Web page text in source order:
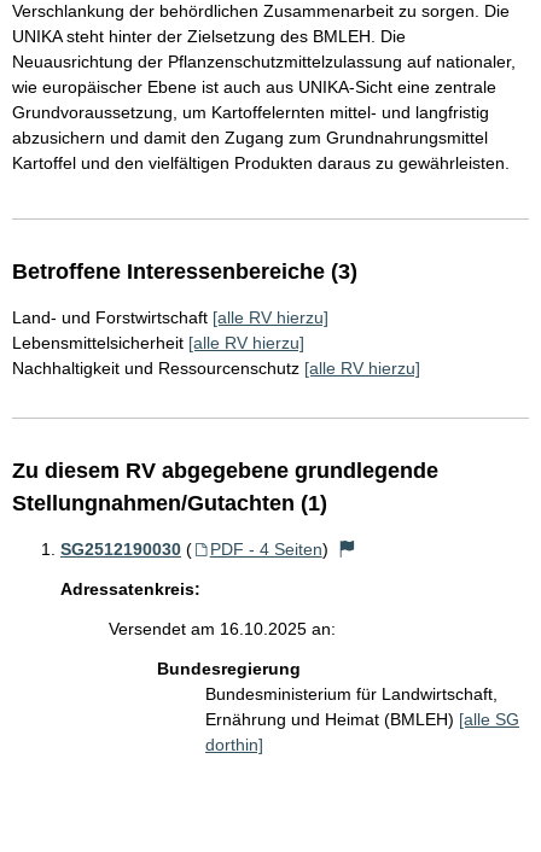
Verschlankung der behördlichen Zusammenarbeit zu sorgen. Die
UNIKA steht hinter der Zielsetzung des BMLEH. Die
Neuausrichtung der Pflanzenschutzmittelzulassung auf nationaler,
wie europäischer Ebene ist auch aus UNIKA-Sicht eine zentrale
Grundvoraussetzung, um Kartoffelernten mittel- und langfristig
abzusichern und damit den Zugang zum Grundnahrungsmittel
Kartoffel und den vielfältigen Produkten daraus zu gewährleisten.
Betroffene Interessenbereiche (3)
Land- und Forstwirtschaft [alle RV hierzu]
Lebensmittelsicherheit [alle RV hierzu]
Nachhaltigkeit und Ressourcenschutz [alle RV hierzu]
Zu diesem RV abgegebene grundlegende
Stellungnahmen/Gutachten (1)
SG2512190030 ( PDF - 4 Seiten)
Adressatenkreis:
Versendet am 16.10.2025 an:
Bundesregierung
Bundesministerium für Landwirtschaft,
Ernährung und Heimat (BMLEH) [alle SG
dorthin]